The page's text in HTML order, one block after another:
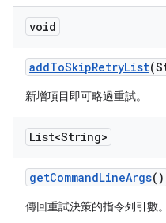
void
addToSkipRetryList
新增項目即可略過重試。
List<String>
getCommandLineArgs()
傳回重試決策的指令列引數。